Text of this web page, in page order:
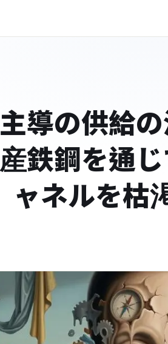
導の供給
鉄鋼を通
ャネルを枯